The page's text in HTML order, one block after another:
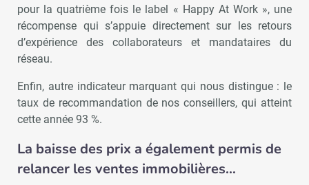
pour la quatrième fois le label « Happy At Work », une
récompense qui s’appuie directement sur les retours
d’expérience des collaborateurs et mandataires du
réseau.
Enfin, autre indicateur marquant qui nous distingue : le
taux de recommandation de nos conseillers, qui atteint
cette année 93 %.
La baisse des prix a également permis de
relancer les ventes immobilières…